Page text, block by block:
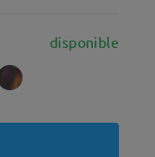
disponible